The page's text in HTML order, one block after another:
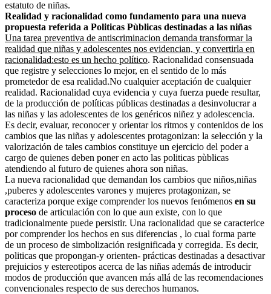
estatuto de niñas.
Realidad y racionalidad como fundamento para una nueva
propuesta referida a Politicas Pùblicas destinadas a las niñas
Una tarea preventiva de antiscriminacion demanda transformar la
realidad que niñas y adolescentes nos evidencian, y convertirla en
racionalidad:esto es un hecho político. Racionalidad consensuada
que registre y selecciones lo mejor, en el sentido de lo más
prometedor de esa realidad.No cualquier aceptación de cualquier
realidad. Racionalidad cuya evidencia y cuya fuerza puede resultar,
de la producción de políticas públicas destinadas a desinvolucrar a
las niñas y las adolescentes de los genéricos niñez y adolescencia.
Es decir, evaluar, reconocer y orientar los ritmos y contenidos de los
cambios que las niñas y adolescentes protagonizan: la selección y la
valorización de tales cambios constituye un ejercicio del poder a
cargo de quienes deben poner en acto las politicas pùblicas
atendiendo al futuro de quienes ahora son niñas.
La nueva racionalidad que demandan los cambios que niños,niñas
,puberes y adolescentes varones y mujeres protagonizan, se
caracteriza porque exige comprender los nuevos fenómenos en su
proceso de articulación con lo que aun existe, con lo que
tradicionalmente puede persistir. Una racionalidad que se caracterice
por comprender los hechos en sus diferencias , lo cual forma parte
de un proceso de simbolización resignificada y corregida. Es decir,
politicas que propongan-y orienten- prácticas destinadas a desactivar
prejuicios y estereotipos acerca de las niñas además de introducir
modos de producción que avancen más allá de las recomendaciones
convencionales respecto de sus derechos humanos.